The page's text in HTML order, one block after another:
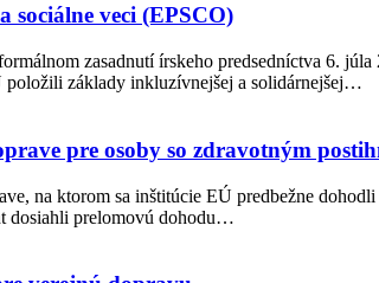
sociálne veci (EPSCO)
zasadnutí írskeho predsedníctva 6.
položili základy inkluzívnejšej a solidárnejšej…
pre osoby so zdravotným
na ktorom sa inštitúcie EÚ predbežne
dosiahli prelomovú dohodu…